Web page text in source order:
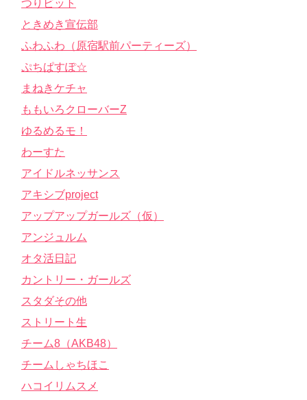
つりビット
ときめき宣伝部
ふわふわ（原宿駅前パーティーズ）
ぷちぱすぽ☆
まねきケチャ
ももいろクローバーZ
ゆるめるモ！
わーすた
アイドルネッサンス
アキシブproject
アップアップガールズ（仮）
アンジュルム
オタ活日記
カントリー・ガールズ
スタダその他
ストリート生
チーム8（AKB48）
チームしゃちほこ
ハコイリムスメ